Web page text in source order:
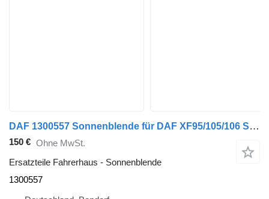
DAF 1300557 Sonnenblende für DAF XF95/105/106 Sattelzugmaschine
150 € Ohne MwSt.
Ersatzteile Fahrerhaus - Sonnenblende
1300557